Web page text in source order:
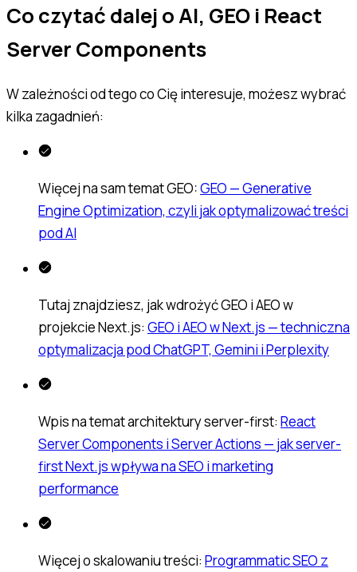
Co czytać dalej o AI, GEO i React
Server Components
W zależności od tego co Cię interesuje, możesz wybrać
kilka zagadnień:
Więcej na sam temat GEO:GEO — Generative
Engine Optimization, czyli jak optymalizować treści
pod AI
Tutaj znajdziesz, jak wdrożyć GEO i AEO w
projekcie Next.js: GEO i AEO w Next.js — techniczna
optymalizacja pod ChatGPT, Gemini i Perplexity
Wpis na temat architektury server-first: React
Server Components i Server Actions — jak server-
first Next.js wpływa na SEO i marketing
performance
Więcej o skalowaniu treści: Programmatic SEO z